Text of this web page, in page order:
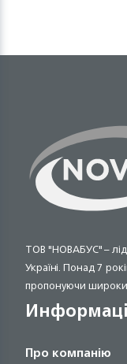
ТОВ "НОВАБУС" –
Україні. Понад 7
пропонуючи
Про компанію